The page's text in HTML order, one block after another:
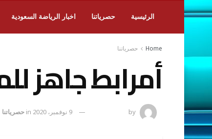
الرئيسية حصرياتنا اخبار الرياضة السعودية
Home حصرياتنا
أمرابط جاهز
by 9 نوفمبر، 2020 in حصرياتنا